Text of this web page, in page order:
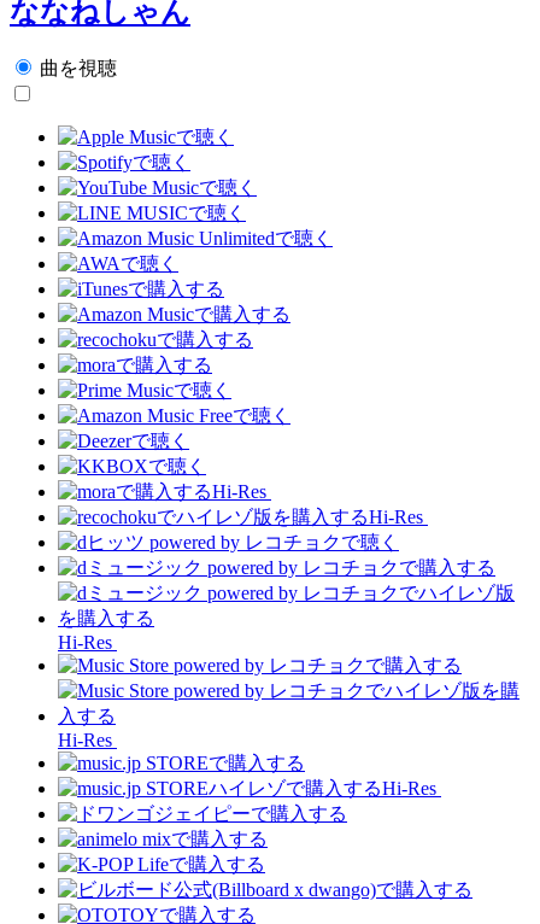
ななねしゃん
曲を視聴
Hi-Res
Hi-Res
Hi-Res
Hi-Res
Hi-Res